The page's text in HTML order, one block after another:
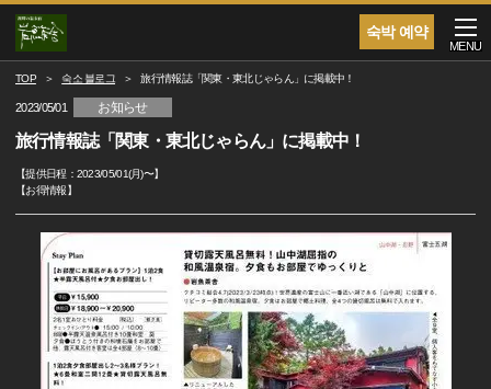
숙박 예약
MENU
TOP 숙소 블로그 旅行情報誌「関東・東北じゃらん」に掲載中！
2023/05/01 お知らせ
旅行情報誌「関東・東北じゃらん」に掲載中！
【提供日程： 2023/05/01(月)〜】
【お得情報】